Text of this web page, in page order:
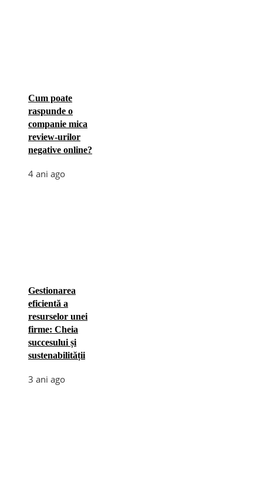
Cum poate
raspunde o
companie mica
review-urilor
negative online?
4 ani ago
Gestionarea
eficientă a
resurselor unei
firme: Cheia
succesului și
sustenabilității
3 ani ago